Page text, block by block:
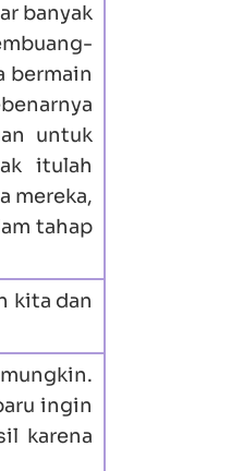
banyak
bermain
untuk
itulah
mereka,
tahap
kita dan
ingin
karena